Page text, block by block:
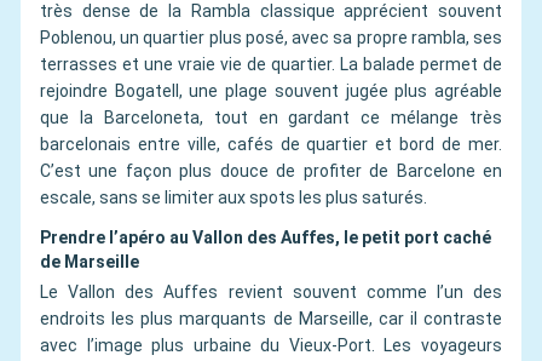
très dense de la Rambla classique apprécient souvent
Poblenou, un quartier plus posé, avec sa propre rambla, ses
terrasses et une vraie vie de quartier. La balade permet de
rejoindre Bogatell, une plage souvent jugée plus agréable
que la Barceloneta, tout en gardant ce mélange très
barcelonais entre ville, cafés de quartier et bord de mer.
C’est une façon plus douce de profiter de Barcelone en
escale, sans se limiter aux spots les plus saturés.
Prendre l’apéro au Vallon des Auffes, le petit port caché
de Marseille
Le Vallon des Auffes revient souvent comme l’un des
endroits les plus marquants de Marseille, car il contraste
avec l’image plus urbaine du Vieux-Port. Les voyageurs